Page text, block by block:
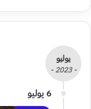
يوليو
- 2023 -
6 يوليو